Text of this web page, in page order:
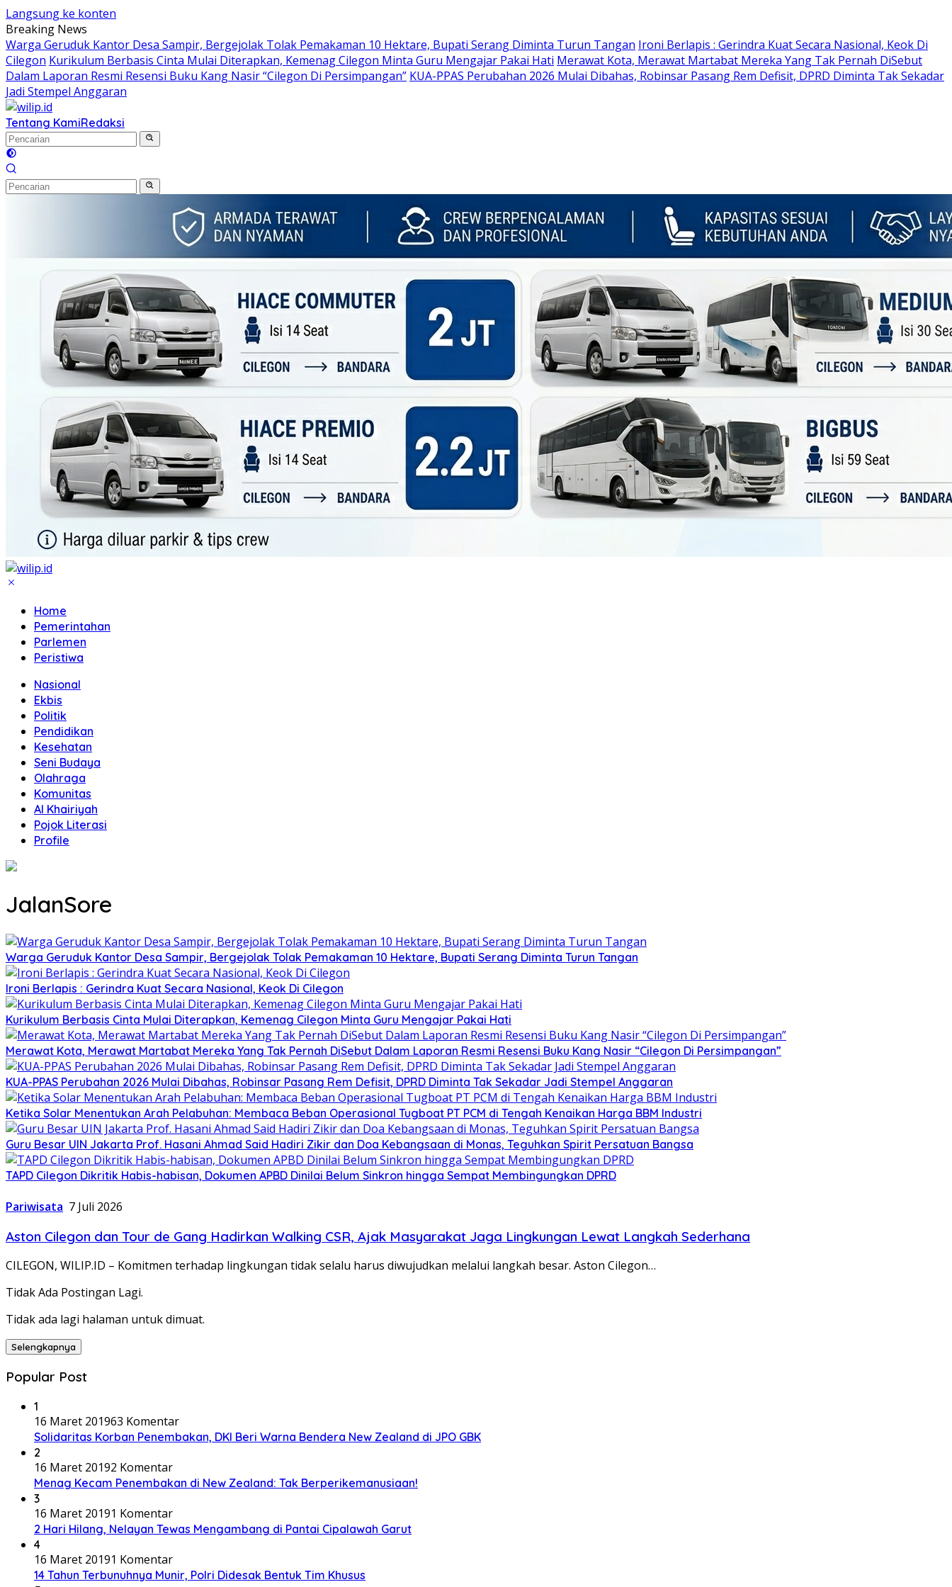
Langsung ke konten
Breaking News
Warga Geruduk Kantor Desa Sampir, Bergejolak Tolak Pemakaman 10 Hektare, Bupati Serang Diminta Turun Tangan Ironi Berlapis : Gerindra Kuat Secara Nasional, Keok Di
Cilegon Kurikulum Berbasis Cinta Mulai Diterapkan, Kemenag Cilegon Minta Guru Mengajar Pakai Hati Merawat Kota, Merawat Martabat Mereka Yang Tak Pernah DiSebut
Dalam Laporan Resmi Resensi Buku Kang Nasir “Cilegon Di Persimpangan” KUA-PPAS Perubahan 2026 Mulai Dibahas, Robinsar Pasang Rem Defisit, DPRD Diminta Tak Sekadar
Jadi Stempel Anggaran
Tentang KamiRedaksi
Home
Pemerintahan
Parlemen
Peristiwa
Nasional
Ekbis
Politik
Pendidikan
Kesehatan
Seni Budaya
Olahraga
Komunitas
Al Khairiyah
Pojok Literasi
Profile
JalanSore
Warga Geruduk Kantor Desa Sampir, Bergejolak Tolak Pemakaman 10 Hektare, Bupati Serang Diminta Turun Tangan
Ironi Berlapis : Gerindra Kuat Secara Nasional, Keok Di Cilegon
Kurikulum Berbasis Cinta Mulai Diterapkan, Kemenag Cilegon Minta Guru Mengajar Pakai Hati
Merawat Kota, Merawat Martabat Mereka Yang Tak Pernah DiSebut Dalam Laporan Resmi Resensi Buku Kang Nasir “Cilegon Di Persimpangan”
KUA-PPAS Perubahan 2026 Mulai Dibahas, Robinsar Pasang Rem Defisit, DPRD Diminta Tak Sekadar Jadi Stempel Anggaran
Ketika Solar Menentukan Arah Pelabuhan: Membaca Beban Operasional Tugboat PT PCM di Tengah Kenaikan Harga BBM Industri
Guru Besar UIN Jakarta Prof. Hasani Ahmad Said Hadiri Zikir dan Doa Kebangsaan di Monas, Teguhkan Spirit Persatuan Bangsa
TAPD Cilegon Dikritik Habis-habisan, Dokumen APBD Dinilai Belum Sinkron hingga Sempat Membingungkan DPRD
Pariwisata 7 Juli 2026
Aston Cilegon dan Tour de Gang Hadirkan Walking CSR, Ajak Masyarakat Jaga Lingkungan Lewat Langkah Sederhana
CILEGON, WILIP.ID – Komitmen terhadap lingkungan tidak selalu harus diwujudkan melalui langkah besar. Aston Cilegon…
Tidak Ada Postingan Lagi.
Tidak ada lagi halaman untuk dimuat.
Selengkapnya
Popular Post
1
16 Maret 201963 Komentar
Solidaritas Korban Penembakan, DKI Beri Warna Bendera New Zealand di JPO GBK
2
16 Maret 20192 Komentar
Menag Kecam Penembakan di New Zealand: Tak Berperikemanusiaan!
3
16 Maret 20191 Komentar
2 Hari Hilang, Nelayan Tewas Mengambang di Pantai Cipalawah Garut
4
16 Maret 20191 Komentar
14 Tahun Terbunuhnya Munir, Polri Didesak Bentuk Tim Khusus